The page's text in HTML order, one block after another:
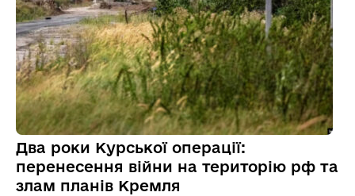
Два роки Курської операції:
перенесення війни на територію рф та
злам планів Кремля